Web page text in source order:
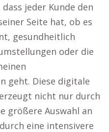
jeder Kunde den
Seite hat, ob es
gesundheitlich
oder die
geht. Diese digitale
nicht nur durch
größere Auswahl an
eine intensivere